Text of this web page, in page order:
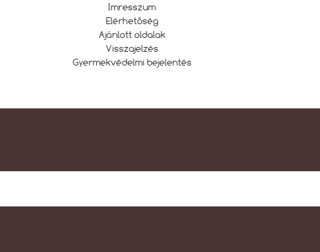
Imresszum
Elérhetőség
Ajánlott oldalak
Visszajelzés
Gyermekvédelmi bejelentés